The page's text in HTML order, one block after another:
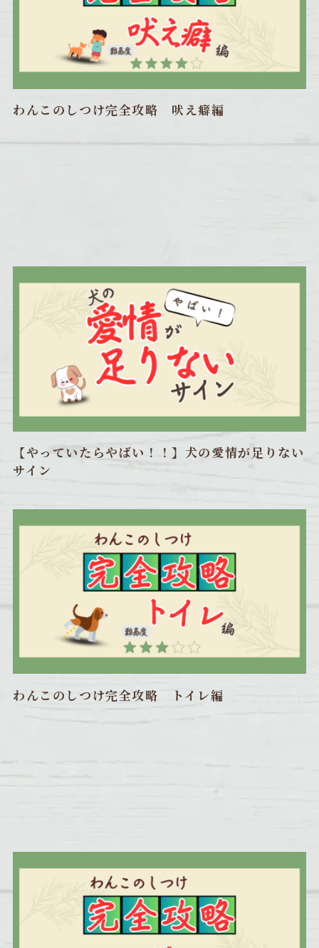
わんこのしつけ完全攻略 吠え癖編
【やっていたらやばい！！】犬の愛情が足りない
サイン
わんこのしつけ完全攻略 トイレ編